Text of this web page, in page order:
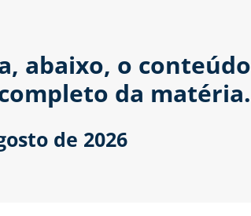
abaixo, o conteúdo
da matéria.
de 2026